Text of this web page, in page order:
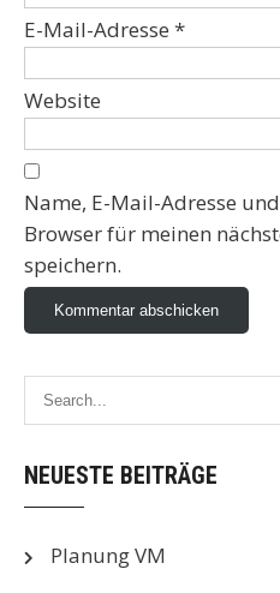
E-Mail-Adresse *
Website
Name, E-Mail-Adresse
Browser für meinen
speichern.
NEUESTE BEITRÄGE
Planung VM